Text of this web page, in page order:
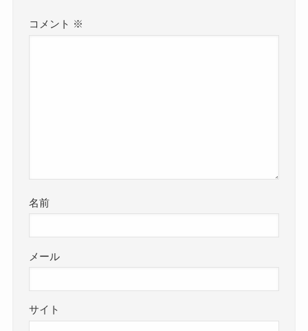
コメント ※
名前
メール
サイト